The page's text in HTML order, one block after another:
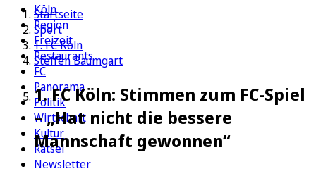
Köln
Region
Freizeit
Restaurants
FC
Panorama
Politik
Wirtschaft
Kultur
Rätsel
Newsletter
Startseite
Sport
1. FC Köln
Steffen Baumgart
1. FC Köln: Stimmen zum FC-Spiel
– „Hat nicht die bessere
Mannschaft gewonnen“